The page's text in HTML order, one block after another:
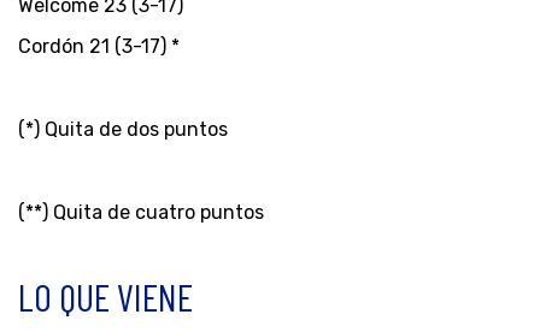
Welcome 23 (3-17)
Cordón 21 (3-17) *
(*) Quita de dos puntos
(**) Quita de cuatro puntos
LO QUE VIENE